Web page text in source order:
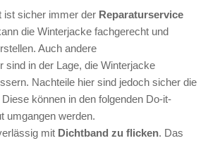
ist sicher immer der Reparaturservice
die Winterjacke fachgerecht und
Auch andere
sind in der Lage, die Winterjacke
Nachteile hier sind jedoch sicher die
können in den folgenden Do-it-
umgangen werden.
mit Dichtband zu flicken. Das